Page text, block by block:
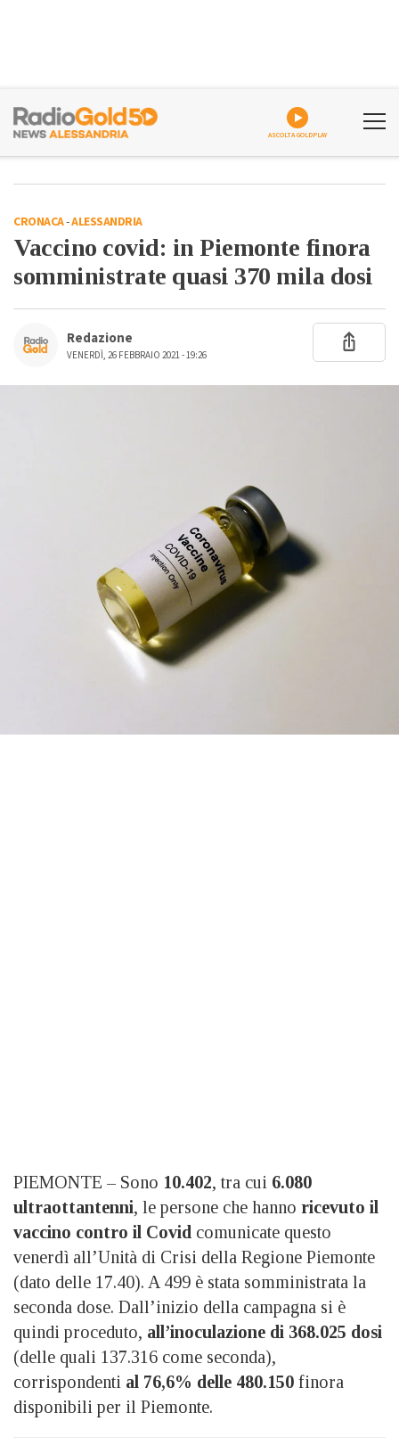
ASCOLTA GOLDPLAY
CRONACA-ALESSANDRIA
Vaccino covid: in Piemonte finora
somministrate quasi 370 mila dosi
Redazione
VENERDÌ, 26 FEBBRAIO 2021 - 19:26
PIEMONTE – Sono 10.402, tra cui 6.080
ultraottantenni, le persone che hanno ricevuto il
vaccino contro il Covid comunicate questo
venerdì all’Unità di Crisi della Regione Piemonte
(dato delle 17.40). A 499 è stata somministrata la
seconda dose. Dall’inizio della campagna si è
quindi proceduto, all’inoculazione di 368.025 dosi
(delle quali 137.316 come seconda),
corrispondenti al 76,6% delle 480.150 finora
disponibili per il Piemonte.